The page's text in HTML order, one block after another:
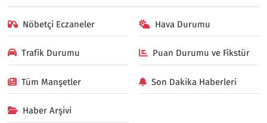
Nöbetçi Eczaneler Hava Durumu
Trafik Durumu Puan Durumu ve Fikstür
Tüm Manşetler Son Dakika Haberleri
Haber Arşivi